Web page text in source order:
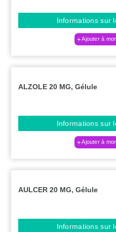
Informations sur
Ajouter à
ALZOLE 20 MG, Gélule
Informations sur
Ajouter à
AULCER 20 MG, Gélule
Informations sur